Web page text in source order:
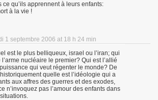
ce qu’ils apprennent à leurs enfants:
à la vie !
1 septembre 2006 at 18 h 24 min
est le plus belliqueux, israel ou l’iran; qui
l’arme nucléaire le premier? Qui est l’allié
qui veut régenter le monde? De
quelle est l’idéologie qui a
aux affres des guerres et des exodes,
n’invoquez pas l’amour des enfants dans